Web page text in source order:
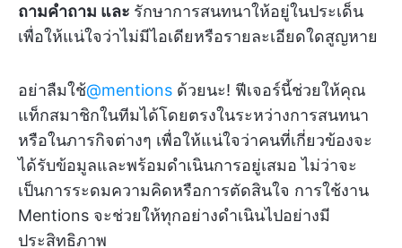
ถามคำถาม และ รักษาการสนทนาให้อยู่ในประเด็น
เพื่อให้แน่ใจว่าไม่มีไอเดียหรือรายละเอียดใดสูญหาย
อย่าลืมใช้@mentions ด้วยนะ! ฟีเจอร์นี้ช่วยให้คุณ
แท็กสมาชิกในทีมได้โดยตรงในระหว่างการสนทนา
หรือในภารกิจต่างๆ เพื่อให้แน่ใจว่าคนที่เกี่ยวข้องจะ
ได้รับข้อมูลและพร้อมดำเนินการอยู่เสมอ ไม่ว่าจะ
เป็นการระดมความคิดหรือการตัดสินใจ การใช้งาน
Mentions จะช่วยให้ทุกอย่างดำเนินไปอย่างมี
ประสิทธิภาพ